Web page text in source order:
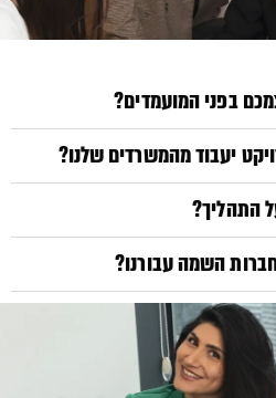
בפני המועמדים?
יעבוד מהמשרדים שלנו?
התהליך?
השמה עבורנו?